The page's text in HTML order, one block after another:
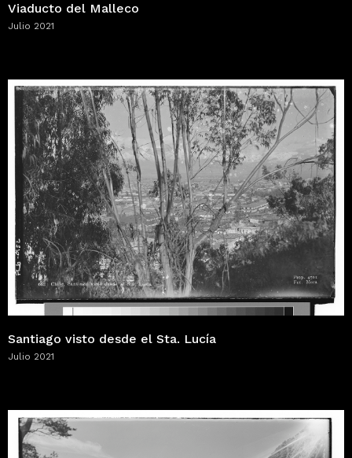
Viaducto del Malleco
Julio 2021
Santiago visto desde el Sta. Lucía
Julio 2021